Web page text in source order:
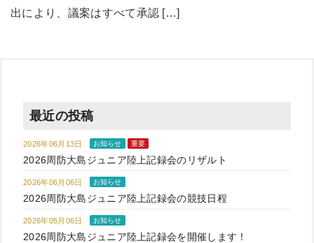
出により、議案はすべて承認 […]
最近の投稿
2026年06月13日 お知らせ 重要
2026周防大島ジュニア陸上記録会のリザルト
2026年06月06日 お知らせ
2026周防大島ジュニア陸上記録会の競技日程
2026年05月06日 お知らせ
2026周防大島ジュニア陸上記録会を開催します！